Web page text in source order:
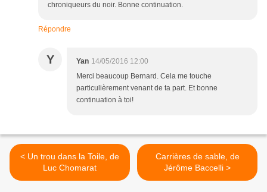
chroniqueurs du noir. Bonne continuation.
Répondre
Y Yan 14/05/2016 12:00
Merci beaucoup Bernard. Cela me touche
particulièrement venant de ta part. Et bonne
continuation à toi!
< Un trou dans la Toile, de
Luc Chomarat
Carrières de sable, de
Jérôme Baccelli >